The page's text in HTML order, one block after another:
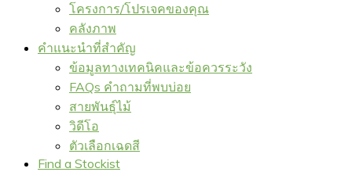
โครงการ/โปรเจคของคุณ
คลังภาพ
คำแนะนำที่สำคัญ
ข้อมูลทางเทคนิคและข้อควรระวัง
FAQs คำถามที่พบบ่อย
สายพันธุ์ไม้
วิดีโอ
ตัวเลือกเฉดสี
Find a Stockist